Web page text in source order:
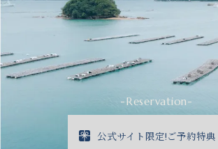
-Reservation-
公式サイト限定!ご予約特典